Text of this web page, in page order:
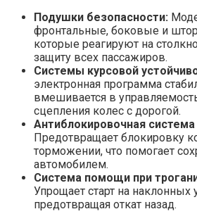
Подушки безопасности:
фронтальные, боковые и
которые реагируют на
защиту всех пассажиров.
Системы курсовой
электронная программа
вмешивается в
сцепления колес с дорогой.
Антиблокировочная
Предотвращает блокировку
торможении, что помогает
автомобилем.
Система помощи при
Упрощает старт на наклонных
предотвращая откат назад.